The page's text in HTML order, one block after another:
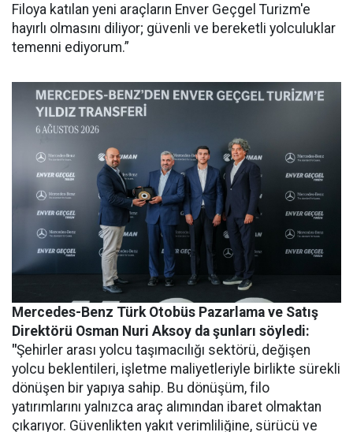
Filoya katılan yeni araçların Enver Geçgel Turizm'e
hayırlı olmasını diliyor; güvenli ve bereketli yolculuklar
temenni ediyorum.”
Mercedes-Benz Türk Otobüs Pazarlama ve Satış
Direktörü Osman Nuri Aksoy da şunları söyledi:
"Şehirler arası yolcu taşımacılığı sektörü, değişen
yolcu beklentileri, işletme maliyetleriyle birlikte sürekli
dönüşen bir yapıya sahip. Bu dönüşüm, filo
yatırımlarını yalnızca araç alımından ibaret olmaktan
çıkarıyor. Güvenlikten yakıt verimliliğine, sürücü ve